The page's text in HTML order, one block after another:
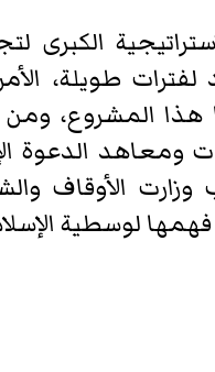
الكبرى
طويلة،
هذا المشروع،
ومعاهد الدعوة
وزارت الأوقاف
لوسطية